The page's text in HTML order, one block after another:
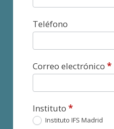
Teléfono
Correo electrónico*
Instituto*
Instituto IFS Madrid